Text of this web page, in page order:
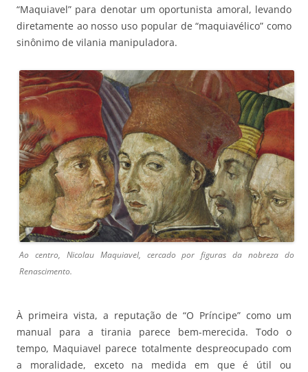
“Maquiavel” para denotar um oportunista amoral, levando
diretamente ao nosso uso popular de “maquiavélico” como
sinônimo de vilania manipuladora.
Ao centro, Nicolau Maquiavel, cercado por figuras da nobreza do
Renascimento.
À primeira vista, a reputação de “O Príncipe” como um
manual para a tirania parece bem-merecida. Todo o
tempo, Maquiavel parece totalmente despreocupado com
a moralidade, exceto na medida em que é útil ou